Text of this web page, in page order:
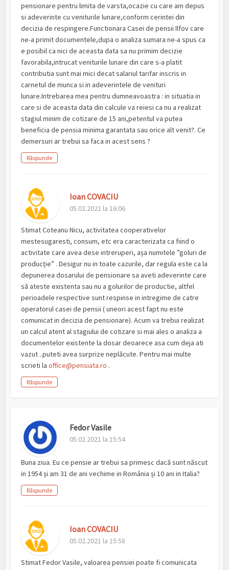
pensionare pentru limita de varsta,ocazie cu care am depus
si adeverinte cu veniturile lunare,conform cerintei din
decizia de respingere.Functionara Casei de pensii Ilfov care
ne-a primit documentele,dupa o analiza sumara ne-a spus ca
e posibil ca nici de aceasta data sa nu primim decizie
favorabila,intrucat veniturile lunare din care s-a platit
contributia sunt mai mici decat salariul tarifar inscris in
carnetul de munca si in adeverintele de venituri
lunare.Intrebarea mea pentru dumneavoastra : in situatia in
care si de aceasta data din calcule va reiesi ca nu a realizat
stagiul minim de cotizare de 15 ani,petentul va putea
beneficia de pensia minima garantata sau orice alt venit?. Ce
demersuri ar trebui sa faca in acest sens ?
Răspunde
Ioan COVACIU
05.02.2021 la 16:06
Stimat Coteanu Nicu, activitatea cooperativelor
mestesugaresti, consum, etc era caracterizata ca fiind o
activitate care avea dese intreruperi, așa numitele ”goluri de
producție” . Desigur nu in toate cazurile, dar regula este ca la
depunerea dosarului de pensionare sa aveti adeverinte care
să ateste existenta sau nu a golurilor de productie, altfel
perioadele respective sunt respinse in intregime de catre
operatorul casei de pensii ( uneori acest fapt nu este
comunicat in decizia de pensionare). Acum va trebui realizat
un calcul atent al stagiului de cotizare si mai ales o analiza a
documentelor existente la dosar deoarece asa cum deja ati
vazut ..puteti avea surprize neplăcute. Pentru mai multe
scrieti laoffice@pensiata.ro .
Răspunde
Fedor Vasile
05.02.2021 la 15:54
Buna ziua. Eu ce pensie ar trebui sa primesc dacă sunt născut
in 1954 și am 31 de ani vechime in România și 10 ani in Italia?
Răspunde
Ioan COVACIU
05.02.2021 la 15:58
Stimat Fedor Vasile, valoarea pensiei poate fi comunicata